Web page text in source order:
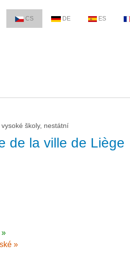
CS DE ES
školy, nestátní
de la ville de Liège
»
»